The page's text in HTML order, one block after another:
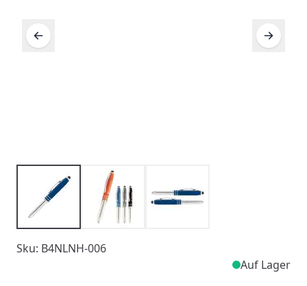
Sku: B4NLNH-006
Auf Lager